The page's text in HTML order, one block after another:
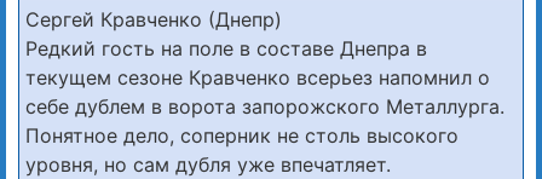
Сергей Кравченко (Днепр)
Редкий гость на поле в составе Днепра в
текущем сезоне Кравченко всерьез напомнил о
себе дублем в ворота запорожского Металлурга.
Понятное дело, соперник не столь высокого
уровня, но сам дубля уже впечатляет.